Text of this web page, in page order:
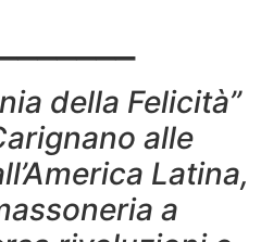
della Felicità”
alle
Latina,
a